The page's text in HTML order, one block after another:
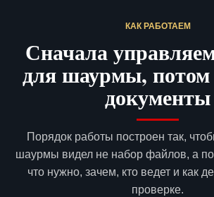
КАК РАБОТАЕМ
Сначала
для шаурмы, потом
документы
Порядок работы построен так,
шаурмы видел не набор файлов, а
что нужно, зачем, кто ведет и как
проверке.